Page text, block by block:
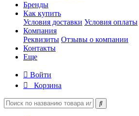
Бренды
Как купить
Условия доставки Условия оплаты
Компания
Реквизиты Отзывы о компании
Контакты
Еще
Войти
Корзина